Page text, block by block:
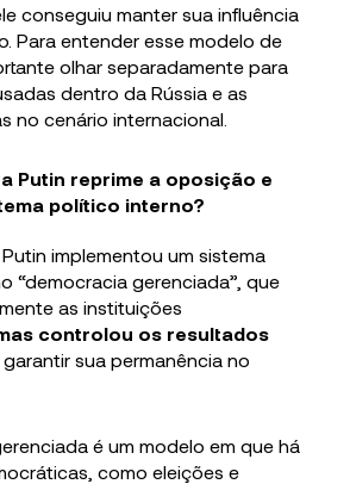
conseguiu manter sua influência
Para entender esse modelo de
olhar separadamente para
dentro da Rússia e as
no cenário internacional.
Putin reprime a oposição e
político interno?
Putin implementou um sistema
“democracia gerenciada”, que
as instituições
controlou os resultados
sua permanência no
é um modelo em que há
como eleições e